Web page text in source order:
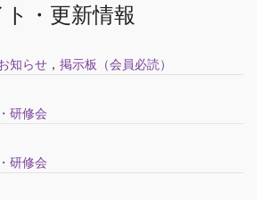
・更新情報
知らせ ， 掲示板（会員必読）
研修会
研修会